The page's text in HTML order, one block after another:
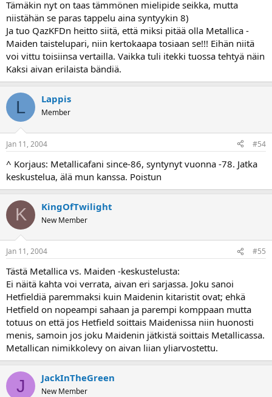
Tämäkin nyt on taas tämmönen mielipide seikka, mutta
niistähän se paras tappelu aina syntyykin 8)
Ja tuo QazKFDn heitto siitä, että miksi pitää olla Metallica -
Maiden taistelupari, niin kertokaapa tosiaan se!!! Eihän niitä
voi vittu toisiinsa vertailla. Vaikka tuli itekki tuossa tehtyä näin
Kaksi aivan erilaista bändiä.
L Lappis
Member
Jan 11, 2004 #54
^ Korjaus: Metallicafani since-86, syntynyt vuonna -78. Jatka
keskustelua, älä mun kanssa. Poistun
K KingOfTwilight
New Member
Jan 11, 2004 #55
Tästä Metallica vs. Maiden -keskustelusta:
Ei näitä kahta voi verrata, aivan eri sarjassa. Joku sanoi
Hetfieldiä paremmaksi kuin Maidenin kitaristit ovat; ehkä
Hetfield on nopeampi sahaan ja parempi komppaan mutta
totuus on että jos Hetfield soittais Maidenissa niin huonosti
menis, samoin jos joku Maidenin jätkistä soittais Metallicassa.
Metallican nimikkolevy on aivan liian yliarvostettu.
J JackInTheGreen
New Member